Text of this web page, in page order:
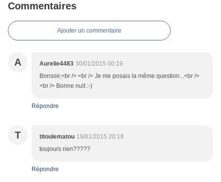
Commentaires
Ajouter un commentaire
A Aurelie4483 30/01/2015 00:19
Bonsoir,<br /> <br /> Je me posais la même question...<br />
<br /> Bonne nuit :-)
Répondre
T titoulematou 19/01/2015 20:18
toujours rien?????
Répondre